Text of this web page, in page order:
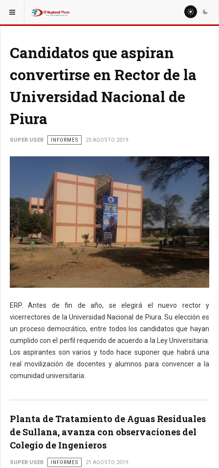
ESTÁ AQUÍ:
Candidatos que aspiran
convertirse en Rector de la
Universidad Nacional de
Piura
SUPER USER INFORMES 25 AGOSTO 2019
ERP. Antes de fin de año, se elegirá el nuevo rector y
vicerrectores de la Universidad Nacional de Piura. Su elección es
un proceso democrático, entre todos los candidatos que hayan
cumplido con el perfil requerido de acuerdo a la Ley Universitaria.
Los aspirantes son varios y todo hace suponer que habrá una
real movilización de docentes y alumnos para convencer a la
comunidad universitaria.
Planta de Tratamiento de Aguas Residuales
de Sullana, avanza con observaciones del
Colegio de Ingenieros
SUPER USER INFORMES 21 AGOSTO 2019